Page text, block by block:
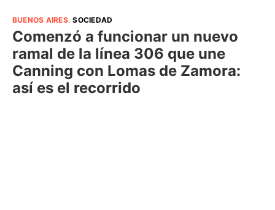
BUENOS AIRES.SOCIEDAD
Comenzó a funcionar un nuevo
ramal de la línea 306 que une
Canning con Lomas de Zamora:
así es el recorrido